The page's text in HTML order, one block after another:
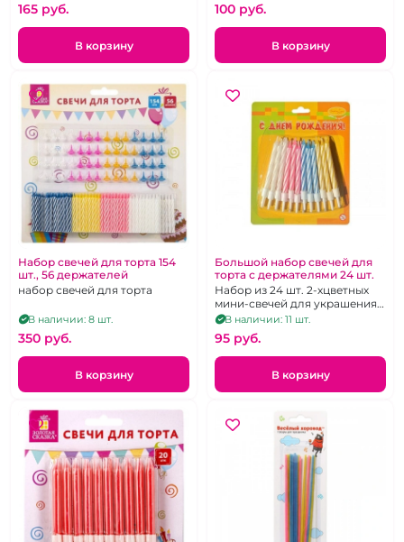
165 pуб.
В корзину
100 pуб.
В корзину
Набор свечей для торта 154
шт., 56 держателей
набор свечей для торта
В наличии: 8 шт.
350 pуб.
В корзину
Большой набор свечей для
торта с держателями 24 шт.
Набор из 24 шт. 2-хцветных
мини-свечей для украшения
торта с белыми держателями.
Высота 6 см.
В наличии: 11 шт.
95 pуб.
В корзину